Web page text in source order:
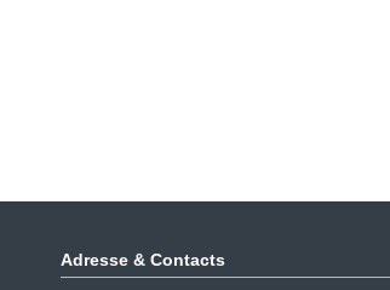
Adresse & Contacts